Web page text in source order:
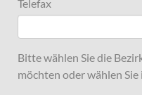
Telefax
Bitte wählen Sie die
möchten oder wählen